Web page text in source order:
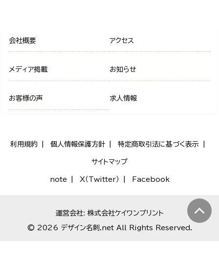
会社概要 アクセス
メディア掲載 お知らせ
お客様の声 求人情報
利用規約 個人情報保護方針 特定商取引法に基づく表示
サイトマップ
note X（Twitter） Facebook
運営会社: 株式会社ケイワンプリント
© 2026 デザイン名刺.net All Rights Reserved.